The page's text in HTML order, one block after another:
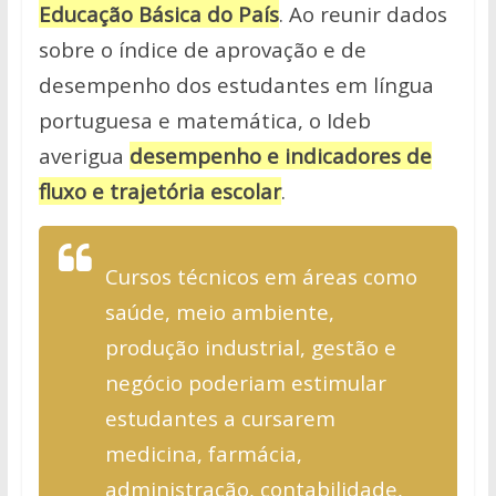
Educação Básica do País. Ao reunir dados
sobre o índice de aprovação e de
desempenho dos estudantes em língua
portuguesa e matemática, o Ideb
averigua desempenho e indicadores de
fluxo e trajetória escolar.
Cursos técnicos em áreas como
saúde, meio ambiente,
produção industrial, gestão e
negócio poderiam estimular
estudantes a cursarem
medicina, farmácia,
administração, contabilidade,